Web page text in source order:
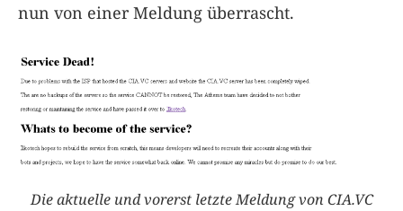
nun von einer Meldung überrascht.
Die aktuelle und vorerst letzte Meldung von CIA.VC